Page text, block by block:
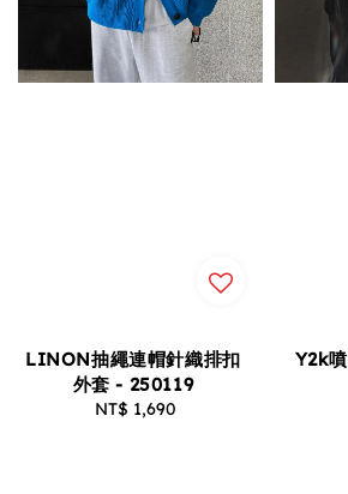
LINON抽繩連帽針織排扣
外套 - 250119
Regular
NT$ 1,690
Y2k